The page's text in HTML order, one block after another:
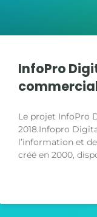
InfoPro
Le projet InfoPro
2018.Infopro
l’information et
créé en 2000,